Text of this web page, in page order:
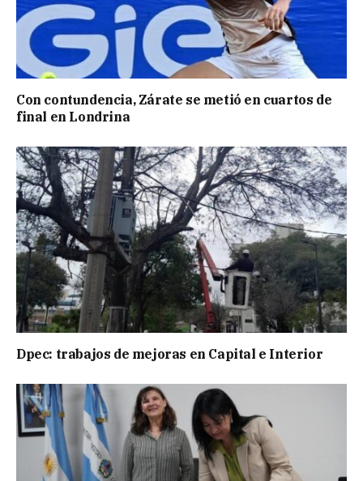
Con contundencia, Zárate se metió en cuartos de
final en Londrina
Dpec: trabajos de mejoras en Capital e Interior